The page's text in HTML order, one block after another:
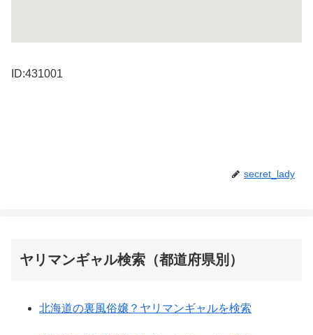
ID:431001
secret_lady
ヤリマンギャル検索（都道府県別）
北海道の裏風俗嬢？ヤリマンギャルを検索